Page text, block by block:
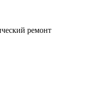
ремонт